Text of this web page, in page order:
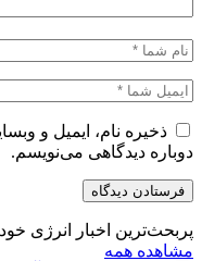
ذخیره نام، ایمیل و
دوباره دیدگاهی می‌نویسم.
پربحث‌ترین اخبار انرژی
مشاهده همه